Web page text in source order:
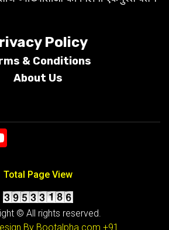
Policy
& Conditions
About Us
Total Page View
© All rights reserved.
By Bootalpha.com +91